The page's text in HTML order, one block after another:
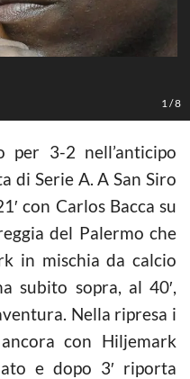
1 /8
3-2 nell’anticipo
di Serie A. A San Siro
con Carlos Bacca su
del Palermo che
in mischia da calcio
subito sopra, al 40′,
Nella ripresa i
con Hiljemark
e dopo 3′ riporta